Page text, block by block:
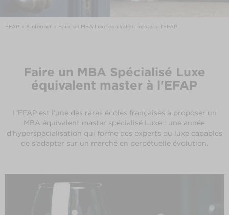
EFAP S'informer Faire un MBA Luxe équivalent master à l'EFAP
Faire un MBA Spécialisé Luxe
équivalent master à l'EFAP
L’EFAP est l’une des rares écoles françaises à proposer un
MBA équivalent master spécialisé Luxe : une année
d’hyperspécialisation qui forme des experts du luxe capables
de s’adapter sur un marché en perpétuelle évolution.